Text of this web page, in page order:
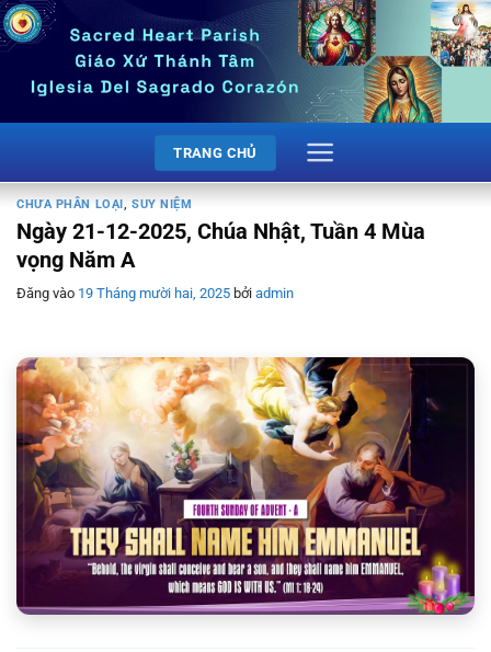
Bỏ
qua
dung
TRANG CHỦ
CHƯA PHÂN LOẠI, SUY NIỆM
Ngày 21-12-2025, Chúa Nhật, Tuần 4 Mùa
vọng Năm A
Đăng vào 19 Tháng mười hai, 2025 bởi admin